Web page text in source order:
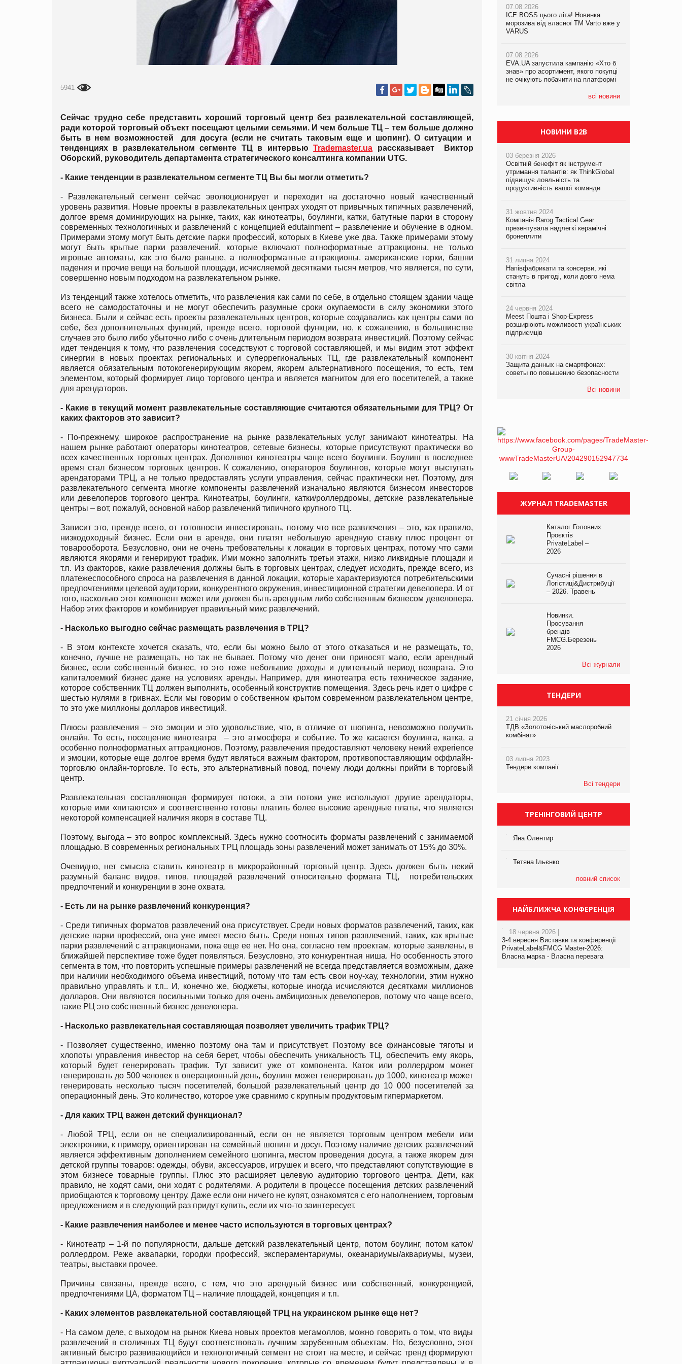
5941
Сейчас трудно себе представить хороший торговый центр без развлекательной составляющей,
ради которой торговый объект посещают целыми семьями. И чем больше ТЦ – тем больше должно
быть в нем возможностей для досуга (если не считать таковым еще и шопинг). О ситуации и
тенденциях в развлекательном сегменте ТЦ в интервьюTrademaster.ua рассказывает Виктор
Оборский, руководитель департамента стратегического консалтинга компании UTG.
- Какие тенденции в развлекательном сегменте ТЦ Вы бы могли отметить?
- Развлекательный сегмент сейчас эволюционирует и переходит на достаточно новый качественный
уровень развития. Новые проекты в развлекательных центрах уходят от привычных типичных развлечений,
долгое время доминирующих на рынке, таких, как кинотеатры, боулинги, катки, батутные парки в сторону
современных технологичных и развлечений с концепцией edutainment – развлечение и обучение в одном.
Примерами этому могут быть детские парки профессий, которых в Киеве уже два. Также примерами этому
могут быть крытые парки развлечений, которые включают полноформатные аттракционы, не только
игровые автоматы, как это было раньше, а полноформатные аттракционы, американские горки, башни
падения и прочие вещи на большой площади, исчисляемой десятками тысяч метров, что является, по сути,
совершенно новым подходом на развлекательном рынке.
Из тенденций также хотелось отметить, что развлечения как сами по себе, в отдельно стоящем здании чаще
всего не самодостаточны и не могут обеспечить разумные сроки окупаемости в силу экономики этого
бизнеса. Были и сейчас есть проекты развлекательных центров, которые создавались как центры сами по
себе, без дополнительных функций, прежде всего, торговой функции, но, к сожалению, в большинстве
случаев это было либо убыточно либо с очень длительным периодом возврата инвестиций. Поэтому сейчас
идет тенденция к тому, что развлечения соседствуют с торговой составляющей, и мы видим этот эффект
синергии в новых проектах региональных и суперрегиональных ТЦ, где развлекательный компонент
является обязательным потокогенерирующим якорем, якорем альтернативного посещения, то есть, тем
элементом, который формирует лицо торгового центра и является магнитом для его посетителей, а также
для арендаторов.
- Какие в текущий момент развлекательные составляющие считаются обязательными для ТРЦ? От
каких факторов это зависит?
- По-прежнему, широкое распространение на рынке развлекательных услуг занимают кинотеатры. На
нашем рынке работают операторы кинотеатров, сетевые бизнесы, которые присутствуют практически во
всех качественных торговых центрах. Дополняют кинотеатры чаще всего боулинги. Боулинг в последнее
время стал бизнесом торговых центров. К сожалению, операторов боулингов, которые могут выступать
арендаторами ТРЦ, а не только предоставлять услуги управления, сейчас практически нет. Поэтому, для
развлекательного сегмента многие компоненты развлечений изначально являются бизнесом инвесторов
или девелоперов торгового центра. Кинотеатры, боулинги, катки/роллердромы, детские развлекательные
центры – вот, пожалуй, основной набор развлечений типичного крупного ТЦ.
Зависит это, прежде всего, от готовности инвестировать, потому что все развлечения – это, как правило,
низкодоходный бизнес. Если они в аренде, они платят небольшую арендную ставку плюс процент от
товарооборота. Безусловно, они не очень требовательны к локации в торговых центрах, потому что сами
являются якорями и генерируют трафик. Ими можно заполнить третьи этажи, низко ликвидные площади и
т.п. Из факторов, какие развлечения должны быть в торговых центрах, следует исходить, прежде всего, из
платежеспособного спроса на развлечения в данной локации, которые характеризуются потребительскими
предпочтениями целевой аудитории, конкурентного окружения, инвестиционной стратегии девелопера. И от
того, насколько этот компонент может или должен быть арендным либо собственным бизнесом девелопера.
Набор этих факторов и комбинирует правильный микс развлечений.
- Насколько выгодно сейчас размещать развлечения в ТРЦ?
- В этом контексте хочется сказать, что, если бы можно было от этого отказаться и не размещать, то,
конечно, лучше не размещать, но так не бывает. Потому что денег они приносят мало, если арендный
бизнес, если собственный бизнес, то это тоже небольшие доходы и длительный период возврата. Это
капиталоемкий бизнес даже на условиях аренды. Например, для кинотеатра есть техническое задание,
которое собственник ТЦ должен выполнить, особенный конструктив помещения. Здесь речь идет о цифре с
шестью нулями в гривнах. Если мы говорим о собственном крытом современном развлекательном центре,
то это уже миллионы долларов инвестиций.
Плюсы развлечения – это эмоции и это удовольствие, что, в отличие от шопинга, невозможно получить
онлайн. То есть, посещение кинотеатра – это атмосфера и событие. То же касается боулинга, катка, а
особенно полноформатных аттракционов. Поэтому, развлечения предоставляют человеку некий experience
и эмоции, которые еще долгое время будут являться важным фактором, противопоставляющим оффлайн-
торговлю онлайн-торговле. То есть, это альтернативный повод, почему люди должны прийти в торговый
центр.
Развлекательная составляющая формирует потоки, а эти потоки уже используют другие арендаторы,
которые ими «питаются» и соответственно готовы платить более высокие арендные платы, что является
некоторой компенсацией наличия якоря в составе ТЦ.
Поэтому, выгода – это вопрос комплексный. Здесь нужно соотносить форматы развлечений с занимаемой
площадью. В современных региональных ТРЦ площадь зоны развлечений может занимать от 15% до 30%.
Очевидно, нет смысла ставить кинотеатр в микрорайонный торговый центр. Здесь должен быть некий
разумный баланс видов, типов, площадей развлечений относительно формата ТЦ, потребительских
предпочтений и конкуренции в зоне охвата.
- Есть ли на рынке развлечений конкуренция?
- Среди типичных форматов развлечений она присутствует. Среди новых форматов развлечений, таких, как
детские парки профессий, она уже имеет место быть. Среди новых типов развлечений, таких, как крытые
парки развлечений с аттракционами, пока еще ее нет. Но она, согласно тем проектам, которые заявлены, в
ближайшей перспективе тоже будет появляться. Безусловно, это конкурентная ниша. Но особенность этого
сегмента в том, что повторить успешные примеры развлечений не всегда представляется возможным, даже
при наличии необходимого объема инвестиций, потому что там есть свои ноу-хау, технологии, этим нужно
правильно управлять и т.п.. И, конечно же, бюджеты, которые иногда исчисляются десятками миллионов
долларов. Они являются посильными только для очень амбициозных девелоперов, потому что чаще всего,
такие РЦ это собственный бизнес девелопера.
- Насколько развлекательная составляющая позволяет увеличить трафик ТРЦ?
- Позволяет существенно, именно поэтому она там и присутствует. Поэтому все финансовые тяготы и
хлопоты управления инвестор на себя берет, чтобы обеспечить уникальность ТЦ, обеспечить ему якорь,
который будет генерировать трафик. Тут зависит уже от компонента. Каток или роллердром может
генерировать до 500 человек в операционный день, боулинг может генерировать до 1000, кинотеатр может
генерировать несколько тысяч посетителей, большой развлекательный центр до 10 000 посетителей за
операционный день. Это количество, которое уже сравнимо с крупным продуктовым гипермаркетом.
- Для каких ТРЦ важен детский функционал?
- Любой ТРЦ, если он не специализированный, если он не является торговым центром мебели или
электроники, к примеру, ориентирован на семейный шопинг и досуг. Поэтому наличие детских развлечений
является эффективным дополнением семейного шопинга, местом проведения досуга, а также якорем для
детской группы товаров: одежды, обуви, аксессуаров, игрушек и всего, что представляют сопутствующие в
этом бизнесе товарные группы. Плюс это расширяет целевую аудиторию торгового центра. Дети, как
правило, не ходят сами, они ходят с родителями. А родители в процессе посещения детских развлечений
приобщаются к торговому центру. Даже если они ничего не купят, ознакомятся с его наполнением, торговым
предложением и в следующий раз придут купить, если их что-то заинтересует.
- Какие развлечения наиболее и менее часто используются в торговых центрах?
- Кинотеатр – 1-й по популярности, дальше детский развлекательный центр, потом боулинг, потом каток/
роллердром. Реже аквапарки, городки профессий, экспераментариумы, океанариумы/аквариумы, музеи,
театры, выставки прочее.
Причины связаны, прежде всего, с тем, что это арендный бизнес или собственный, конкуренцией,
предпочтениями ЦА, форматом ТЦ – наличие площадей, концепция и т.п.
- Каких элементов развлекательной составляющей ТРЦ на украинском рынке еще нет?
- На самом деле, с выходом на рынок Киева новых проектов мегамоллов, можно говорить о том, что виды
развлечений в столичных ТЦ будут соответствовать лучшим зарубежным объектам. Но, безусловно, этот
активный быстро развивающийся и технологичный сегмент не стоит на месте, и сейчас тренд формируют
07.08.2026
ICE BOSS цього літа! Новинка
морозива від власної ТМ Varto вже у
VARUS
07.08.2026
EVA.UA запустила кампанію «Хто б
знав» про асортимент, якого покупці
не очікують побачити на платформі
всі новини
06.08.2026
Смачна новинка для хвостатих: у
VARUS з’явилися паучі Varto Paw
05.08.2026
Мережа супермаркетів VARUS купує
мережу магазинів формату
компанія налічуватиме 374 магазини
07.08.2026
Франція заборонила рекламні дзвінки
НОВИНИ B2B
03 березня 2026
Освітній бенефіт як інструмент
утримання талантів: як ThinkGlobal
підвищує лояльність та
продуктивність вашої команди
31 жовтня 2024
Компанія Rarog Tactical Gear
презентувала надлегкі керамічні
бронеплити
31 липня 2024
Напівфабрикати та консерви, які
стануть в пригоді, коли довго нема
світла
24 червня 2024
Meest Пошта і Shop-Express
розширюють можливості українських
підприємців
30 квітня 2024
Защита данных на смартфонах:
советы по повышению безопасности
Всі новини
ЖУРНАЛ TRADEMASTER
Каталог Головних
Проєктів
PrivateLabel –
2026
Сучасні рішення в
Логістиці&Дистрибуції
– 2026. Травень
Новинки.
Просування
брендів
FMCG.Березень
2026
Всі журнали
ТЕНДЕРИ
21 січня 2026
ТДВ «Золотоніський маслоробний
комбінат»
03 липня 2023
Тендери компанії
Всі тендери
ТРЕНІНГОВИЙ ЦЕНТР
Яна Олентир
Тетяна Ільєнко
повний список
НАЙБЛИЖЧА КОНФЕРЕНЦІЯ
18 червня 2026 |
3-4 вересня Виставки та конференції
PrivateLabel&FMCG Master-2026:
Власна марка - Власна перевага